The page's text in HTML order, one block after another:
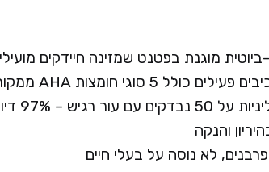
ביוטית מוגנת בפטנט שמזינה חיידקים
דיווחו על עור נקי ורענן
והנקה
לא נוסה על בעלי חיים